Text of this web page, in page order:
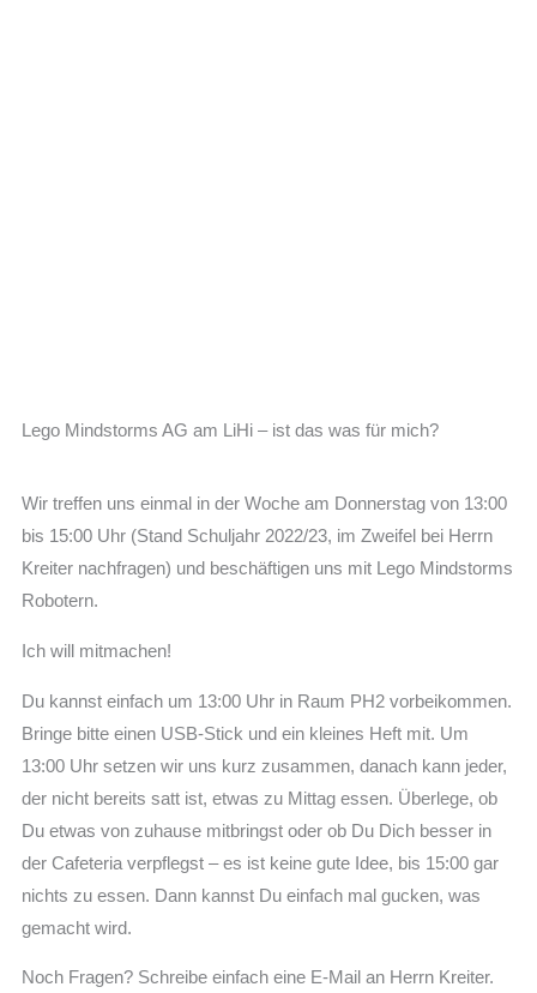
Lego Mindstorms AG am LiHi – ist das was für mich?
Wir treffen uns einmal in der Woche am Donnerstag von 13:00
bis 15:00 Uhr (Stand Schuljahr 2022/23, im Zweifel bei Herrn
Kreiter nachfragen) und beschäftigen uns mit Lego Mindstorms
Robotern.
Ich will mitmachen!
Du kannst einfach um 13:00 Uhr in Raum PH2 vorbeikommen.
Bringe bitte einen USB-Stick und ein kleines Heft mit. Um
13:00 Uhr setzen wir uns kurz zusammen, danach kann jeder,
der nicht bereits satt ist, etwas zu Mittag essen. Überlege, ob
Du etwas von zuhause mitbringst oder ob Du Dich besser in
der Cafeteria verpflegst – es ist keine gute Idee, bis 15:00 gar
nichts zu essen. Dann kannst Du einfach mal gucken, was
gemacht wird.
Noch Fragen? Schreibe einfach eine E-Mail an Herrn Kreiter.